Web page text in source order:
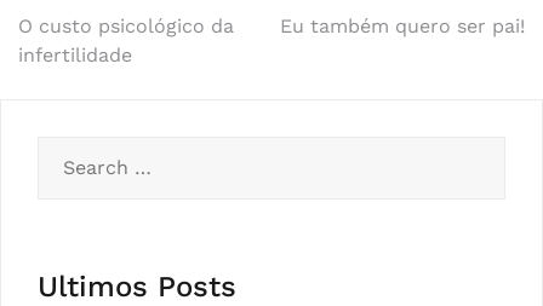
Post
O custo psicológico da
infertilidade
Eu também quero ser pai!
for:
Ultimos Posts